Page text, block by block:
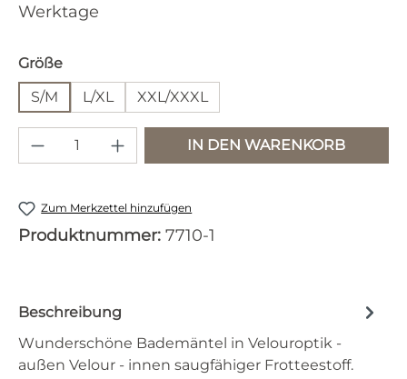
Werktage
Größeauswählen
S/M
L/XL XXL/XXXL
Produkt Anzahl: Gib den
IN DEN WARENKORB
Zum Merkzettel hinzufügen
Produktnummer: 7710-1
Beschreibung
Wunderschöne Bademäntel in Velouroptik -
außen Velour - innen saugfähiger Frotteestoff.